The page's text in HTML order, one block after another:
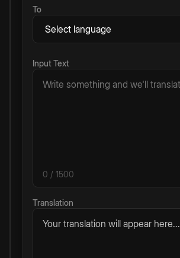
To
Input Text
0 / 1500
Translation
Your translation will appear here...